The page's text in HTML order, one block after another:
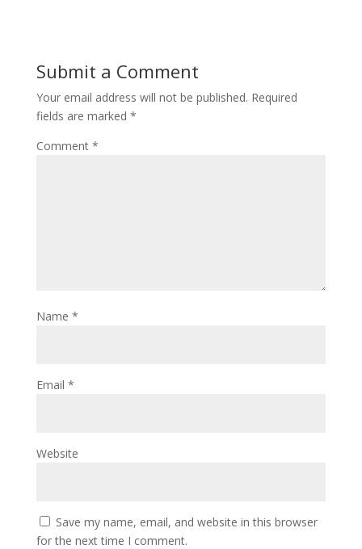
Submit a Comment
Your email address will not be published. Required
fields are marked *
Comment *
Name *
Email *
Website
Save my name, email, and website in this browser
for the next time I comment.